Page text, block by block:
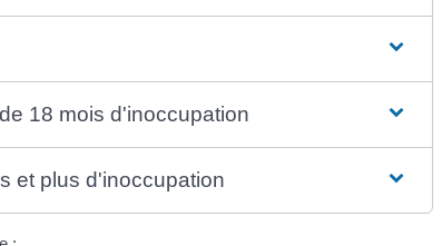
18 mois d'inoccupation
et plus d'inoccupation